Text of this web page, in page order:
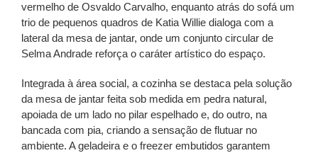
vermelho de Osvaldo Carvalho, enquanto atrás do sofá um
trio de pequenos quadros de Katia Willie dialoga com a
lateral da mesa de jantar, onde um conjunto circular de
Selma Andrade reforça o caráter artístico do espaço.
Integrada à área social, a cozinha se destaca pela solução
da mesa de jantar feita sob medida em pedra natural,
apoiada de um lado no pilar espelhado e, do outro, na
bancada com pia, criando a sensação de flutuar no
ambiente. A geladeira e o freezer embutidos garantem